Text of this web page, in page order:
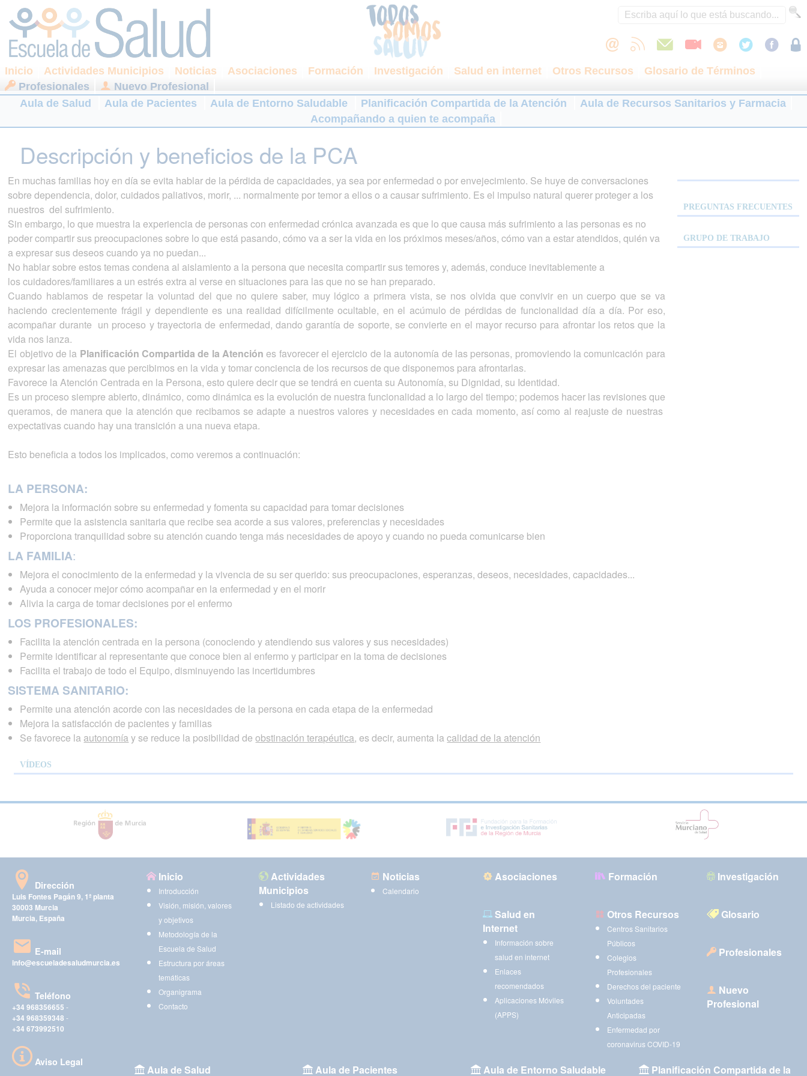
Inicio Actividades Municipios Noticias Asociaciones Formación Investigación Salud en internet Otros Recursos
Glosario de Términos
Profesionales
Nuevo Profesional
Aula de Salud
Aula de Pacientes Aula de Entorno Saludable Planificación Compartida de la Atención
Aula de Recursos Sanitarios y Farmacia
Acompañando a quien te acompaña
Descripción y beneficios de la PCA
En muchas familias hoy en día se evita hablar de la pérdida de capacidades, ya sea por enfermedad o por envejecimiento. Se huye de conversaciones
sobre dependencia, dolor, cuidados paliativos, morir, ... normalmente por temor a ellos o a causar sufrimiento. Es el impulso natural querer proteger a los
nuestros del sufrimiento.
Sin embargo, lo que muestra la experiencia de personas con enfermedad crónica avanzada es que lo que causa más sufrimiento a las personas es no
poder compartir sus preocupaciones sobre lo que está pasando, cómo va a ser la vida en los próximos meses/años, cómo van a estar atendidos, quién va
a expresar sus deseos cuando ya no puedan...
No hablar sobre estos temas condena al aislamiento a la persona que necesita compartir sus temores y, además, conduce inevitablemente a
los cuidadores/familiares a un estrés extra al verse en situaciones para las que no se han preparado.
Cuando hablamos de respetar la voluntad del que no quiere saber, muy lógico a primera vista, se nos olvida que convivir en un cuerpo que se va
haciendo crecientemente frágil y dependiente es una realidad difícilmente ocultable, en el acúmulo de pérdidas de funcionalidad día a día. Por eso,
acompañar durante un proceso y trayectoria de enfermedad, dando garantía de soporte, se convierte en el mayor recurso para afrontar los retos que la
vida nos lanza.
El objetivo de la Planificación Compartida de la Atención es favorecer el ejercicio de la autonomía de las personas, promoviendo la comunicación para
expresar las amenazas que percibimos en la vida y tomar conciencia de los recursos de que disponemos para afrontarlas.
Favorece la Atención Centrada en la Persona, esto quiere decir que se tendrá en cuenta su Autonomía, su Dignidad, su Identidad.
Es un proceso siempre abierto, dinámico, como dinámica es la evolución de nuestra funcionalidad a lo largo del tiempo; podemos hacer las revisiones que
queramos, de manera que la atención que recibamos se adapte a nuestros valores y necesidades en cada momento, así como al reajuste de nuestras
expectativas cuando hay una transición a una nueva etapa.
Esto beneficia a todos los implicados, como veremos a continuación:
LA PERSONA:
Mejora la información sobre su enfermedad y fomenta su capacidad para tomar decisiones
Permite que la asistencia sanitaria que recibe sea acorde a sus valores, preferencias y necesidades
Proporciona tranquilidad sobre su atención cuando tenga más necesidades de apoyo y cuando no pueda comunicarse bien
LA FAMILIA:
Mejora el conocimiento de la enfermedad y la vivencia de su ser querido: sus preocupaciones, esperanzas, deseos, necesidades, capacidades...
Ayuda a conocer mejor cómo acompañar en la enfermedad y en el morir
Alivia la carga de tomar decisiones por el enfermo
LOS PROFESIONALES:
Facilita la atención centrada en la persona (conociendo y atendiendo sus valores y sus necesidades)
Permite identificar al representante que conoce bien al enfermo y participar en la toma de decisiones
Facilita el trabajo de todo el Equipo, disminuyendo las incertidumbres
SISTEMA SANITARIO:
Permite una atención acorde con las necesidades de la persona en cada etapa de la enfermedad
Mejora la satisfacción de pacientes y familias
Se favorece la autonomíay se reduce la posibilidad deobstinación terapéutica, es decir, aumenta lacalidad de la atención
PREGUNTAS FRECUENTES
GRUPO DE TRABAJO
VÍDEOS
Dirección
Luis Fontes Pagán 9, 1ª planta
30003 Murcia
Murcia, España
E-mail
info@escueladesaludmurcia.es
Teléfono
+34 968356655 -
+34 968359348 -
+34 673992510
Aviso Legal
Inicio
Introducción
Visión, misión, valores
y objetivos
Metodología de la
Escuela de Salud
Estructura por áreas
temáticas
Organigrama
Contacto
Actividades
Municipios
Listado de actividades
Noticias
Calendario
Asociaciones Formación Investigación
Salud en
Internet
Información sobre
salud en internet
Enlaces
recomendados
Aplicaciones Móviles
(APPS)
Otros Recursos
Centros Sanitarios
Públicos
Colegios
Profesionales
Derechos del paciente
Voluntades
Anticipadas
Enfermedad por
coronavirus COVID-19
Glosario
Profesionales
Nuevo
Profesional
Aula de Salud Aula de Pacientes Aula de Entorno Saludable
Planificación Compartida de la